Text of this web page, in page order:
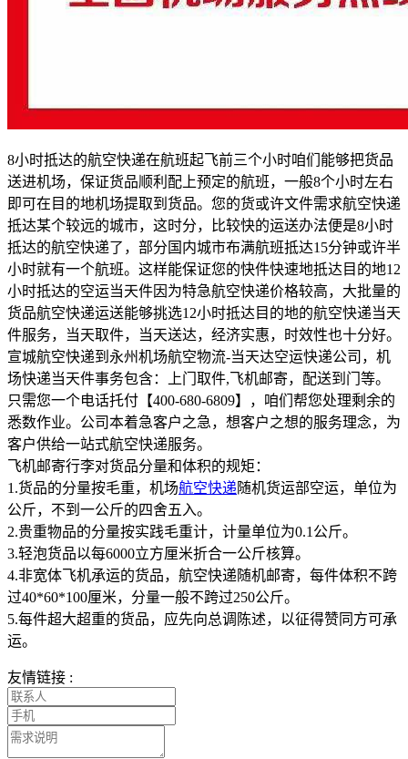
8小时抵达的航空快递在航班起飞前三个小时咱们能够把货品
送进机场，保证货品顺利配上预定的航班，一般8个小时左右
即可在目的地机场提取到货品。您的货或许文件需求航空快递
抵达某个较远的城市，这时分，比较快的运送办法便是8小时
抵达的航空快递了，部分国内城市布满航班抵达15分钟或许半
小时就有一个航班。这样能保证您的快件快速地抵达目的地12
小时抵达的空运当天件因为特急航空快递价格较高，大批量的
货品航空快递运送能够挑选12小时抵达目的地的航空快递当天
件服务，当天取件，当天送达，经济实惠，时效性也十分好。
宣城航空快递到永州机场航空物流-当天达空运快递公司，机
场快递当天件事务包含：上门取件,飞机邮寄，配送到门等。
只需您一个电话托付【400-680-6809】，咱们帮您处理剩余的
悉数作业。公司本着急客户之急，想客户之想的服务理念，为
客户供给一站式航空快递服务。
飞机邮寄行李对货品分量和体积的规矩：
1.货品的分量按毛重，机场航空快递随机货运部空运，单位为
公斤，不到一公斤的四舍五入。
2.贵重物品的分量按实践毛重计，计量单位为0.1公斤。
3.轻泡货品以每6000立方厘米折合一公斤核算。
4.非宽体飞机承运的货品，航空快递随机邮寄，每件体积不跨
过40*60*100厘米，分量一般不跨过250公斤。
5.每件超大超重的货品，应先向总调陈述，以征得赞同方可承
运。
友情链接 :